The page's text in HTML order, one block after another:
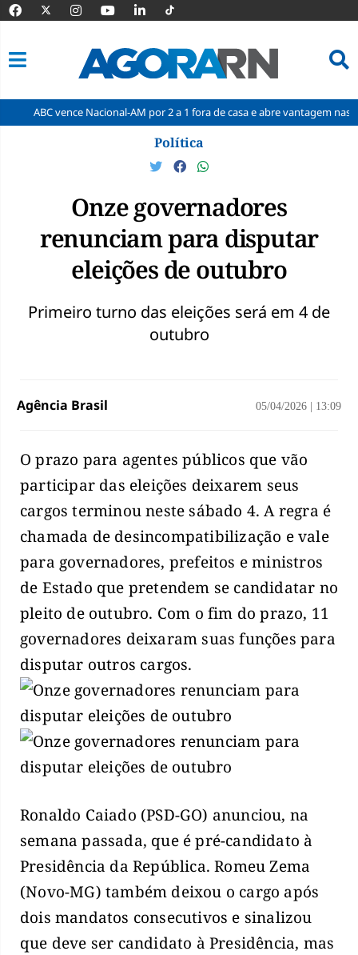
Nacional-AM por 2 a 1 fora de casa e abre vantagem nas quartas
Política
Onze governadores
renunciam para disputar
eleições de outubro
Primeiro turno das eleições será em 4 de
outubro
Agência Brasil 05/04/2026 13:09
O prazo para agentes públicos que vão
participar das eleições deixarem seus
cargos terminou neste sábado 4. A regra é
chamada de desincompatibilização e vale
para governadores, prefeitos e ministros
de Estado que pretendem se candidatar no
pleito de outubro. Com o fim do prazo, 11
governadores deixaram suas funções para
disputar outros cargos.
Ronaldo Caiado (PSD-GO) anunciou, na
semana passada, que é pré-candidato à
Presidência da República. Romeu Zema
(Novo-MG) também deixou o cargo após
dois mandatos consecutivos e sinalizou
que deve ser candidato à Presidência, mas